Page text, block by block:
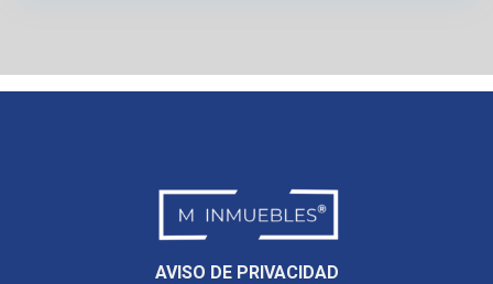
AVISO DE PRIVACIDAD